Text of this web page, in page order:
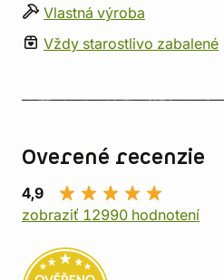
Vlastná výroba
Vždy starostlivo zabalené
Overené recenzie
4,9
zobraziť 12990 hodnotení